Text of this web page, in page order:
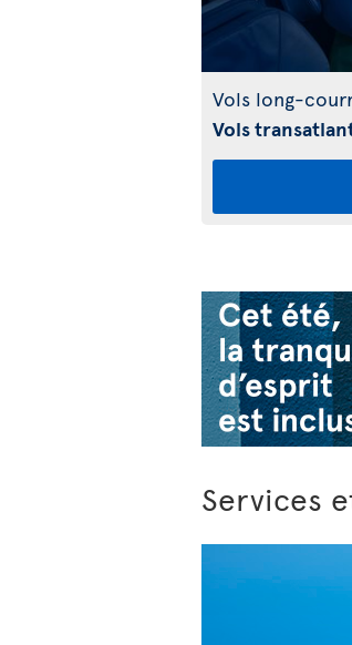
Vols long-
Vols
Services